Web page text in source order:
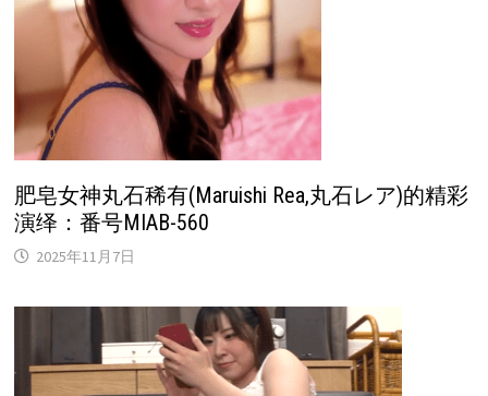
肥皂女神丸石稀有(Maruishi Rea,丸石レア)的精彩
演绎：番号MIAB-560
2025年11月7日